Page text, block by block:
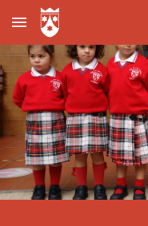
Skip to main content